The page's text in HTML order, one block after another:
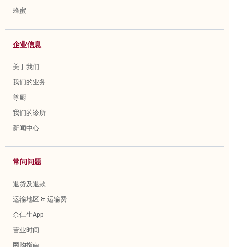
蜂蜜
企业信息
关于我们
我们的业务
尊厨
我们的诊所
新闻中心
常问问题
退货及退款
运输地区 & 运输费
余仁生App
营业时间
网购指南